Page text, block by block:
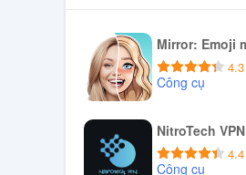
4.3
Công cụ
Download APK
NitroTech VPN
4.4
Công cụ